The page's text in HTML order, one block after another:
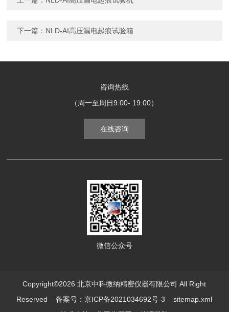
下一篇： NLD-AI高压漏电起痕试验箱
咨询热线
（周一至周日9:00- 19:00）
在线咨询
微信公众号
Copyright©2026 北京中科微纳精密仪器有限公司 All Right
Reserved备案号：京ICP备2021034692号-3
sitemap.xml